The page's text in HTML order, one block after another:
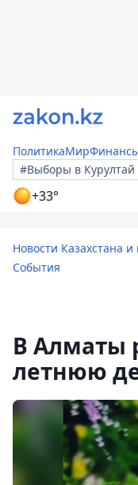
ПолитикаМир
#Выборы в Курултай
+33°
Новости Казахстана
События
В Алматы
летнюю